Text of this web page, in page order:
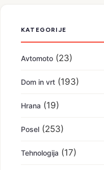
KATEGORIJE
Avtomoto (23)
Dom in vrt (193)
Hrana (19)
Posel (253)
Tehnologija (17)